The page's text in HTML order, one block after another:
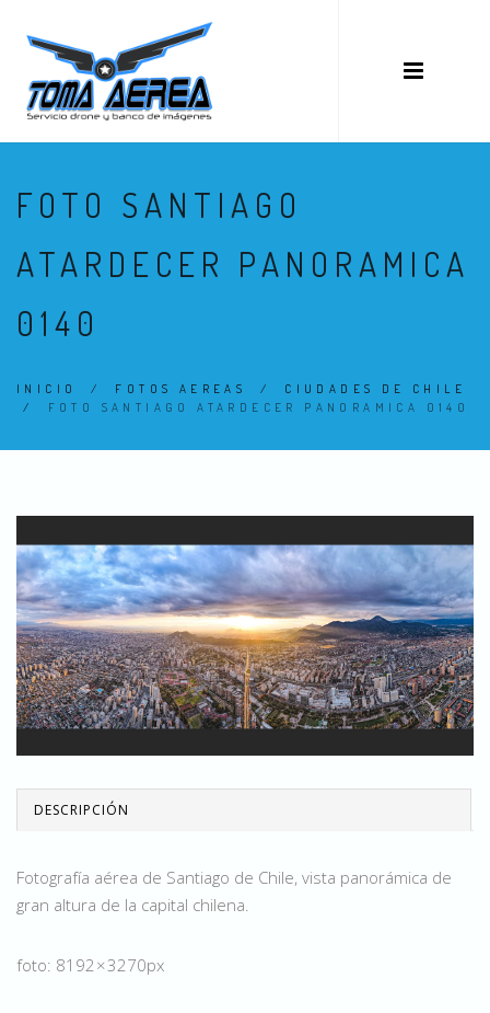
FOTO SANTIAGO
ATARDECER PANORAMICA
0140
INICIO / FOTOS AEREAS / CIUDADES DE CHILE
/ FOTO SANTIAGO ATARDECER PANORAMICA 0140
DESCRIPCIÓN
Fotografía aérea de Santiago de Chile, vista panorámica de
gran altura de la capital chilena.
foto: 8192 × 3270px